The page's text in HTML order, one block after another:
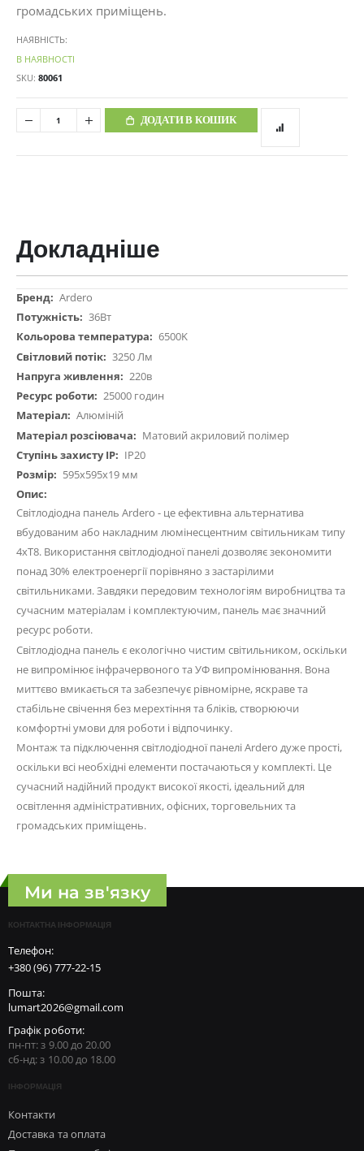
громадських приміщень.
НАЯВНІСТЬ:
В НАЯВНОСТІ
SKU 80061
ДОДАТИ В КОШИК
Докладніше
ДокладнішеArdero
36Вт
6500K
3250 Лм
220в
25000 годин
Алюміній
Матовий акриловий полімер
IP20
595x595x19 мм
Світлодіодна панель Ardero - це ефективна альтернатива
вбудованим або накладним люмінесцентним світильникам типу
4хТ8. Використання світлодіодної панелі дозволяє зекономити
понад 30% електроенергії порівняно з застарілими
світильниками. Завдяки передовим технологіям виробництва та
сучасним матеріалам і комплектуючим, панель має значний
ресурс роботи.
Світлодіодна панель є екологічно чистим світильником, оскільки
не випромінює інфрачервоного та УФ випромінювання. Вона
миттєво вмикається та забезпечує рівномірне, яскраве та
стабільне свічення без мерехтіння та бліків, створюючи
комфортні умови для роботи і відпочинку.
Монтаж та підключення світлодіодної панелі Ardero дуже прості,
оскільки всі необхідні елементи постачаються у комплекті. Це
сучасний надійний продукт високої якості, ідеальний для
освітлення адміністративних, офісних, торговельних та
громадських приміщень.
Ми на зв'язку
КОНТАКТНА ІНФОРМАЦІЯ
Телефон:
+380 (96) 777-22-15
Пошта:
lumart2026@gmail.com
Графік роботи:
пн-пт: з 9.00 до 20.00
сб-нд: з 10.00 до 18.00
ІНФОРМАЦІЯ
Контакти
Доставка та оплата